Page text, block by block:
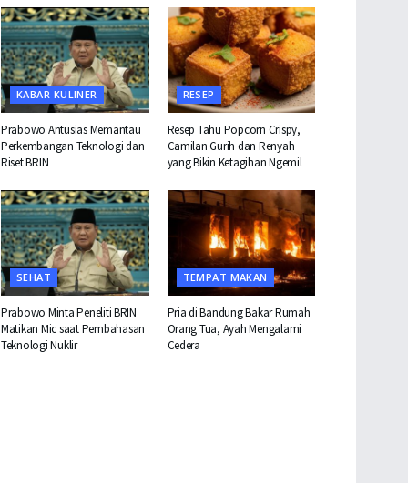
KABAR KULINER
Prabowo Antusias Memantau
Perkembangan Teknologi dan
Riset BRIN
RESEP
Resep Tahu Popcorn Crispy,
Camilan Gurih dan Renyah
yang Bikin Ketagihan Ngemil
SEHAT
Prabowo Minta Peneliti BRIN
Matikan Mic saat Pembahasan
Teknologi Nuklir
TEMPAT MAKAN
Pria di Bandung Bakar Rumah
Orang Tua, Ayah Mengalami
Cedera